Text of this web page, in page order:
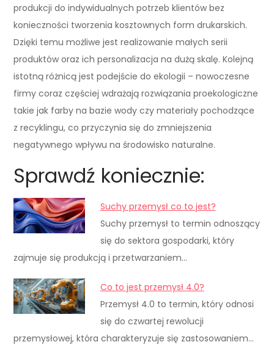
produkcji do indywidualnych potrzeb klientów bez
konieczności tworzenia kosztownych form drukarskich.
Dzięki temu możliwe jest realizowanie małych serii
produktów oraz ich personalizacja na dużą skalę. Kolejną
istotną różnicą jest podejście do ekologii – nowoczesne
firmy coraz częściej wdrażają rozwiązania proekologiczne
takie jak farby na bazie wody czy materiały pochodzące
z recyklingu, co przyczynia się do zmniejszenia
negatywnego wpływu na środowisko naturalne.
Sprawdź koniecznie:
Suchy przemysł co to jest?
Suchy przemysł to termin odnoszący
się do sektora gospodarki, który
zajmuje się produkcją i przetwarzaniem…
Co to jest przemysł 4.0?
Przemysł 4.0 to termin, który odnosi
się do czwartej rewolucji
przemysłowej, która charakteryzuje się zastosowaniem…